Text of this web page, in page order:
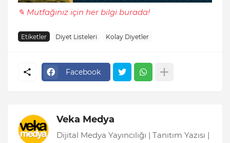
✎ Mutfağınız için her bilgi burada!
Etiketler Diyet Listeleri Kolay Diyetler
Facebook
Veka Medya
Dijital Medya Yayıncılığı | Tanıtım Yazısı |